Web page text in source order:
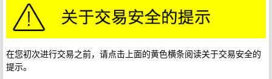
在您初次进行交易之前，请点击上面的黄色横条阅读关于交易安全的
提示。